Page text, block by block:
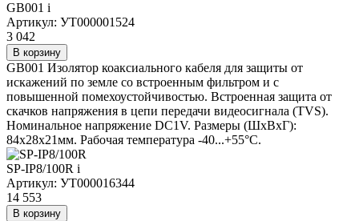
GB001 i
Артикул: УТ000001524
3 042
В корзину
GB001 Изолятор коаксиального кабеля для защиты от
искажений по земле со встроенным фильтром и с
повышенной помехоустойчивостью. Встроенная защита от
скачков напряжения в цепи передачи видеосигнала (TVS).
Номинальное напряжение DC1V. Размеры (ШxВxГ):
84х28х21мм. Рабочая температура -40...+55°C.
SP-IP8/100R i
Артикул: УТ000016344
14 553
В корзину